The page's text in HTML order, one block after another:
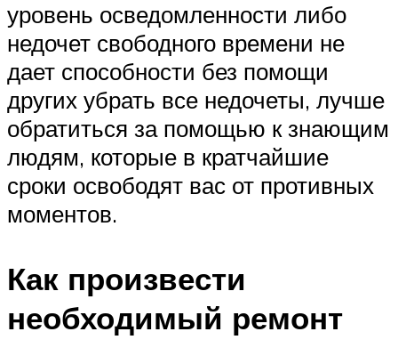
уровень осведомленности либо
недочет свободного времени не
дает способности без помощи
других убрать все недочеты, лучше
обратиться за помощью к знающим
людям, которые в кратчайшие
сроки освободят вас от противных
моментов.
Как произвести
необходимый ремонт